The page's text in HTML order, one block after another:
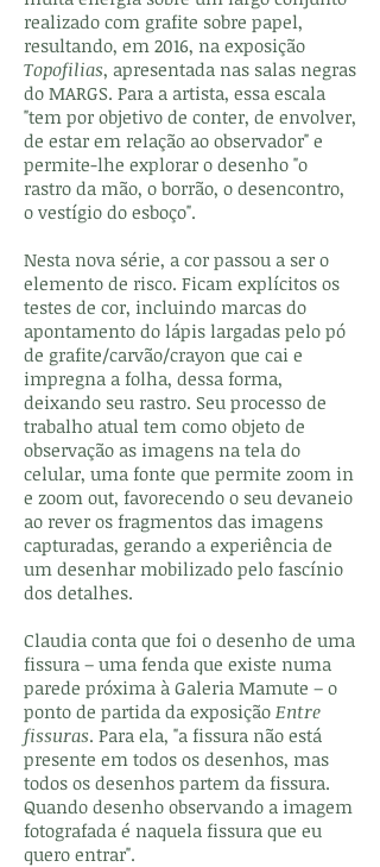
realizado com grafite sobre papel,
resultando, em 2016, na exposição
Topofilias, apresentada nas salas negras
do MARGS. Para a artista, essa escala
"tem por objetivo de conter, de envolver,
de estar em relação ao observador" e
permite-lhe explorar o desenho "o
rastro da mão, o borrão, o desencontro,
o vestígio do esboço".
Nesta nova série, a cor passou a ser o
elemento de risco. Ficam explícitos os
testes de cor, incluindo marcas do
apontamento do lápis largadas pelo pó
de grafite/carvão/crayon que cai e
impregna a folha, dessa forma,
deixando seu rastro. Seu processo de
trabalho atual tem como objeto de
observação as imagens na tela do
celular, uma fonte que permite zoom in
e zoom out, favorecendo o seu devaneio
ao rever os fragmentos das imagens
capturadas, gerando a experiência de
um desenhar mobilizado pelo fascínio
dos detalhes.
Claudia conta que foi o desenho de uma
fissura – uma fenda que existe numa
parede próxima à Galeria Mamute – o
ponto de partida da exposição Entre
fissuras. Para ela, "a fissura não está
presente em todos os desenhos, mas
todos os desenhos partem da fissura.
Quando desenho observando a imagem
fotografada é naquela fissura que eu
quero entrar".